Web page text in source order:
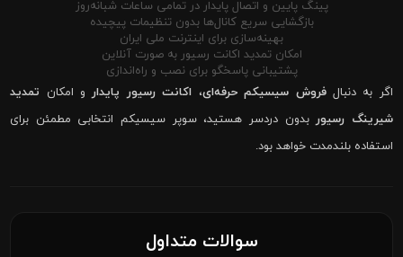
پینگ پایین و اتصال پایدار در تمامی ساعات شبانه‌روز
بازگشایی سریع کانال‌ها بدون تنظیمات پیچیده
بهینه‌سازی برای اینترنت ملی ایران
امکان تمدید اکانت رسیور به صورت آنلاین
پشتیبانی پاسخگو برای نصب و راه‌اندازی
اگر به دنبالفروش سیسیکم حرفه‌ای، اکانت رسیور پایدارو امکان تمدید
شیرینگ رسیوربدون دردسر هستید، سوپر سیسیکم انتخابی مطمئن برای
استفاده بلندمدت خواهد بود.
سوالات متداول